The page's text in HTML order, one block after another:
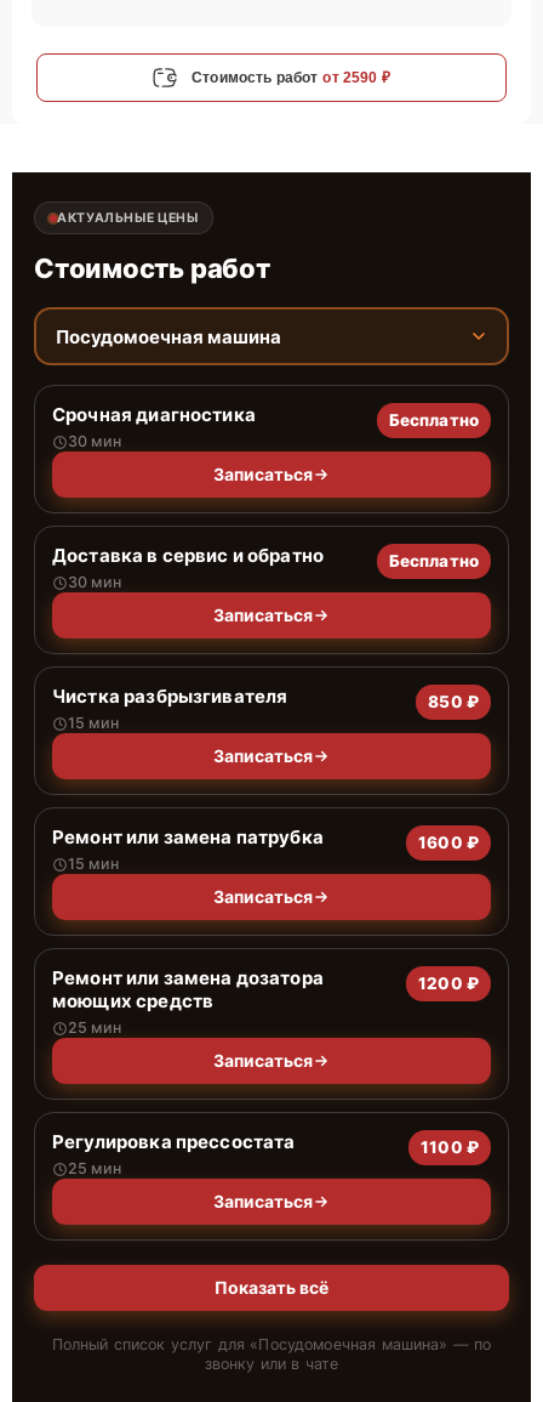
Стоимость работ от 2590 ₽
АКТУАЛЬНЫЕ ЦЕНЫ
Стоимость работ
Посудомоечная машина
Срочная диагностика
30 мин
Бесплатно
Записаться
Доставка в сервис и обратно
30 мин
Бесплатно
Записаться
Чистка разбрызгивателя
15 мин
850 ₽
Записаться
Ремонт или замена патрубка
15 мин
1600 ₽
Записаться
Ремонт или замена дозатора
моющих средств
25 мин
1200 ₽
Записаться
Регулировка прессостата
25 мин
1100 ₽
Записаться
Показать всё
Полный список услуг для «Посудомоечная машина» — по
звонку или в чате